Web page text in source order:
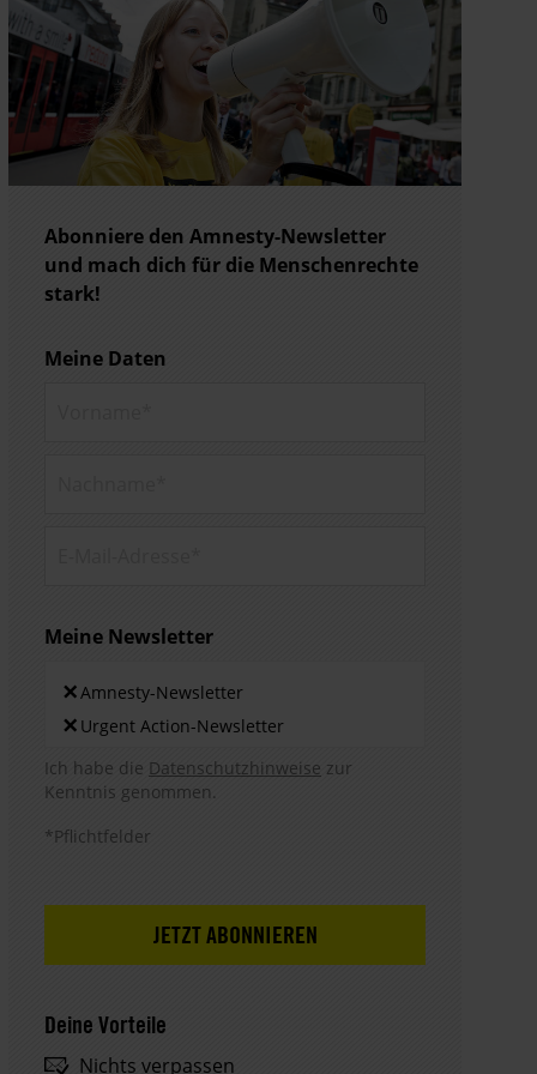
Abonniere den Amnesty-Newsletter
und mach dich für die Menschenrechte
stark!
Meine Daten
Meine Newsletter
×Amnesty-Newsletter
× Urgent Action-Newsletter
Hinweis DSE
Ich habe die Datenschutzhinweise zur
Kenntnis genommen.
*Pflichtfelder
Deine Vorteile
Nichts verpassen